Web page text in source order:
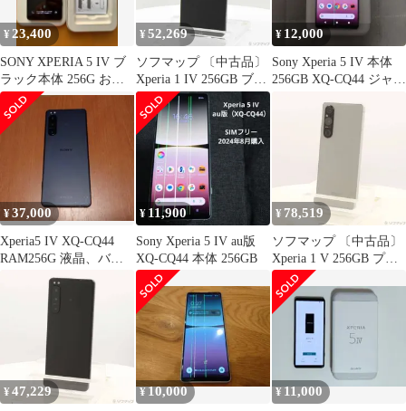
¥23,400
SONY XPERIA 5 IV ブ
ラック本体 256G おま
け：ガラスフィルム
¥52,269
ソフマップ 〔中古品〕
Xperia 1 IV 256GB ブラ
ック SOG06 au SIMフリ
ー【297】
¥ 12,000
Sony Xperia 5 IV 本体
256GB XQ-CQ44 ジャン
¥37,000
Xperia5 IV XQ-CQ44
RAM256G 液晶、バッ
テリー交換済
¥ 11,900
Sony Xperia 5 IV au版
XQ-CQ44 本体 256GB
¥ 78,519
ソフマップ 〔中古品〕
Xperia 1 V 256GB プラ
チナシルバー SO-51D
docomo SIMフリー
【276】
¥47,229 ¥10,000 ¥11,000